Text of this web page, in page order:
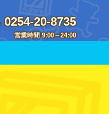
0254-20-8735
営業時間 9:00～24:00